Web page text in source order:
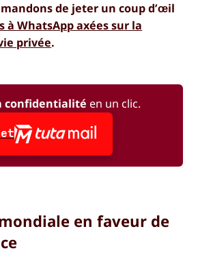
de jeter un coup d’œil
WhatsApp axées sur la
privée.
confidentialité en un clic.
en faveur de